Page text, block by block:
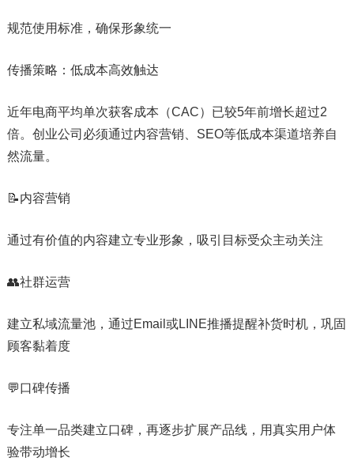
规范使用标准，确保形象统一
传播策略：低成本高效触达
近年电商平均单次获客成本（CAC）已较5年前增长超过2
倍。创业公司必须通过内容营销、SEO等低成本渠道培养自
然流量。
📝内容营销
通过有价值的内容建立专业形象，吸引目标受众主动关注
👥社群运营
建立私域流量池，通过Email或LINE推播提醒补货时机，巩固
顾客黏着度
💬口碑传播
专注单一品类建立口碑，再逐步扩展产品线，用真实用户体
验带动增长